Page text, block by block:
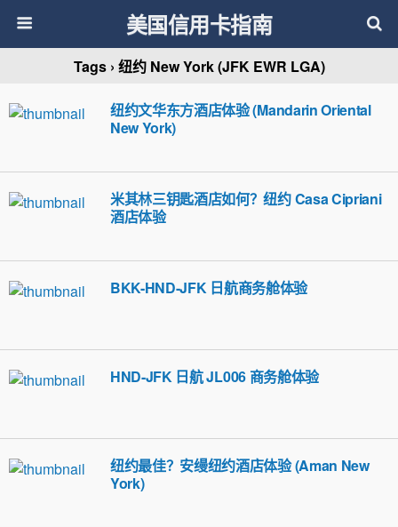
美国信用卡指南
Tags › 纽约 New York (JFK EWR LGA)
纽约文华东方酒店体验 (Mandarin Oriental
New York)
米其林三钥匙酒店如何？纽约 Casa Cipriani
酒店体验
BKK-HND-JFK 日航商务舱体验
HND-JFK 日航 JL006 商务舱体验
纽约最佳？安缦纽约酒店体验 (Aman New
York)